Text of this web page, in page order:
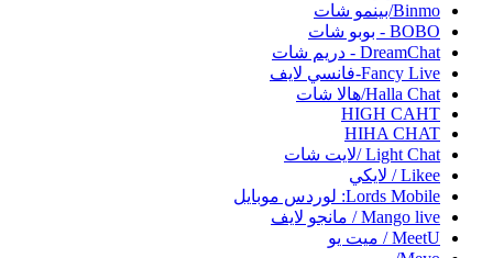
Binmo/بينمو شات
BOBO - بوبو شات
DreamChat - دريم شات
Fancy Live-فانسي لايف
Halla Chat/هالا شات
HIGH CAHT
HIHA CHAT
Light Chat /لايت شات
Likee / لايكي
Lords Mobile: لوردس موبايل
Mango live / مانجو لايف
MeetU / ميت يو